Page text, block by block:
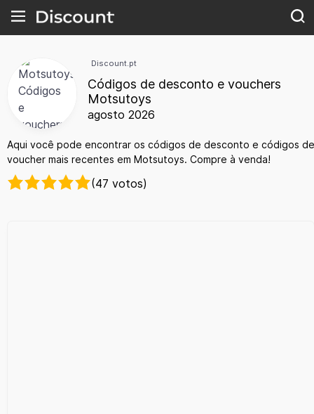
Discount.pt
Códigos de desconto e vouchers
Motsutoys
agosto 2026
Aqui você pode encontrar os códigos de desconto e códigos de
voucher mais recentes em Motsutoys. Compre à venda!
(47 votos)